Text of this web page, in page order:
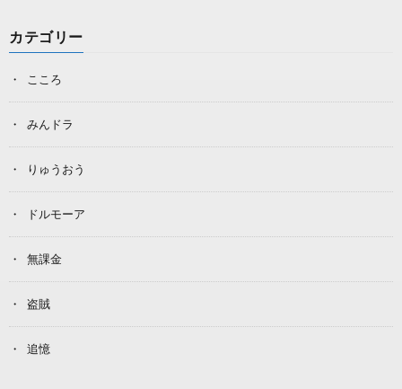
カテゴリー
こころ
みんドラ
りゅうおう
ドルモーア
無課金
盗賊
追憶